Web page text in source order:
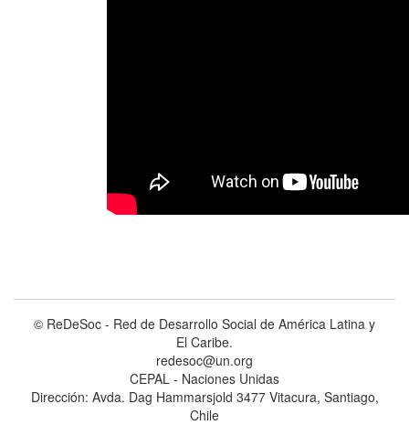
© ReDeSoc - Red de Desarrollo Social de América Latina y
El Caribe.
redesoc@un.org
CEPAL - Naciones Unidas
Dirección: Avda. Dag Hammarsjold 3477 Vitacura, Santiago,
Chile